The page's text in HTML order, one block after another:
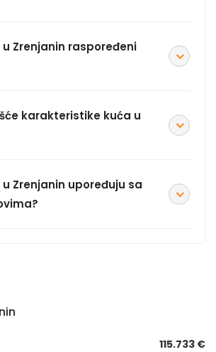
u Zrenjanin raspoređeni
karakteristike kuća u
Zrenjanin upoređuju sa
115.733 €